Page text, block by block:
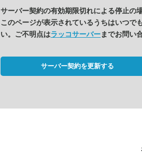
サーバー契約の有効期限切れによる停止の
このページが表示されているうちはいつで
い。ご不明点はラッコサーバーまでお問い
サーバー契約を更新する